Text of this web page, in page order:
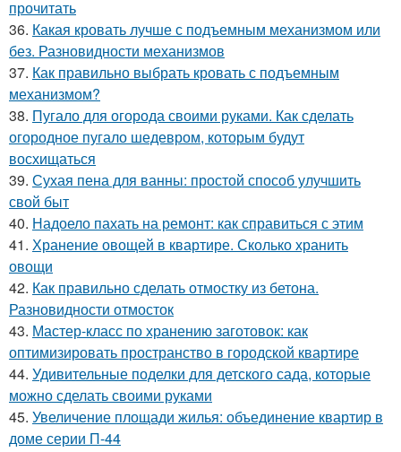
прочитать
36. Какая кровать лучше с подъемным механизмом или
без. Разновидности механизмов
37. Как правильно выбрать кровать с подъемным
механизмом?
38. Пугало для огорода своими руками. Как сделать
огородное пугало шедевром, которым будут
восхищаться
39. Сухая пена для ванны: простой способ улучшить
свой быт
40. Надоело пахать на ремонт: как справиться с этим
41. Хранение овощей в квартире. Сколько хранить
овощи
42. Как правильно сделать отмостку из бетона.
Разновидности отмосток
43. Мастер-класс по хранению заготовок: как
оптимизировать пространство в городской квартире
44. Удивительные поделки для детского сада, которые
можно сделать своими руками
45. Увеличение площади жилья: объединение квартир в
доме серии П-44